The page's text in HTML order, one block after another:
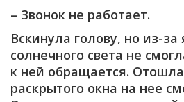
– Звонок не работает.
Вскинула голову, но из-за
солнечного света не
к ней обращается.
раскрытого окна на нее